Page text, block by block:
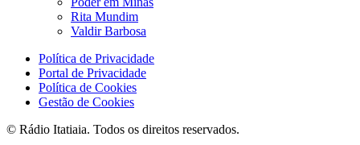
Rita Mundim
Valdir Barbosa
Política de Privacidade
Portal de Privacidade
Política de Cookies
Gestão de Cookies
© Rádio Itatiaia. Todos os direitos reservados.